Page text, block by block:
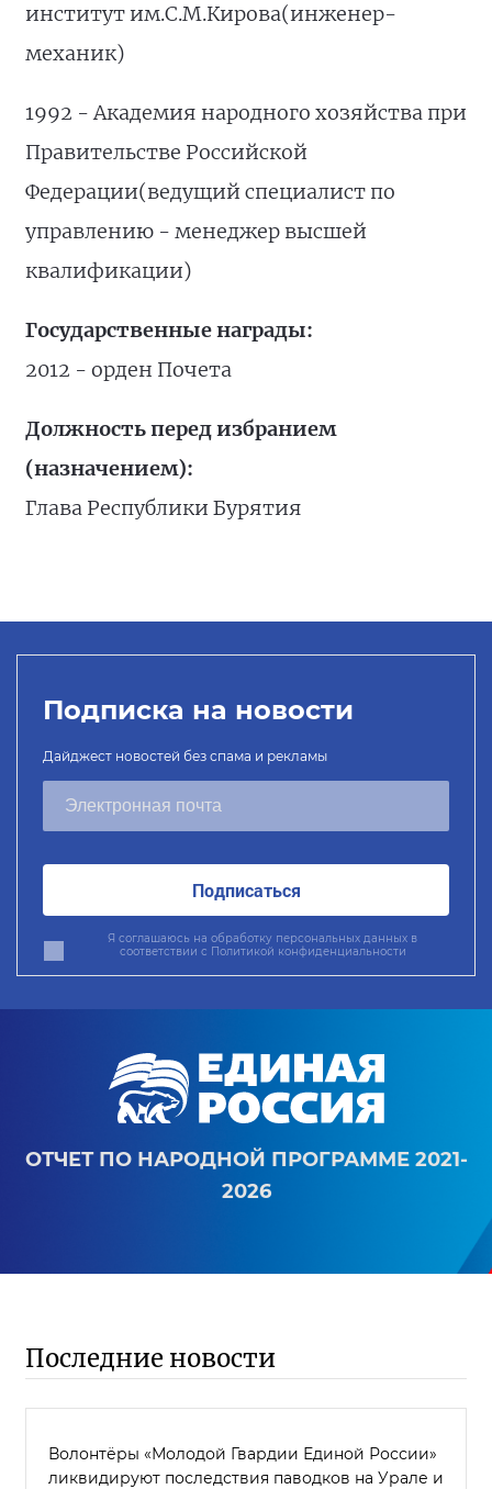
институт им.С.М.Кирова(инженер-
механик)
1992 - Академия народного хозяйства при
Правительстве Российской
Федерации(ведущий специалист по
управлению - менеджер высшей
квалификации)
Государственные награды:
2012 - орден Почета
Должность перед избранием
(назначением):
Глава Республики Бурятия
Подписка на новости
Дайджест новостей без спама и рекламы
Подписаться
Я соглашаюсь на обработку персональных данных в
соответствии с Политикой конфиденциальности
ОТЧЕТ ПО НАРОДНОЙ ПРОГРАММЕ 2021-
2026
Последние новости
Волонтёры «Молодой Гвардии Единой России»
ликвидируют последствия паводков на Урале и